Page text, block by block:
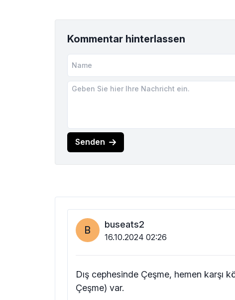
Kommentar hinterlassen
Senden
B buseats2
16.10.2024 02:26
Dış cephesinde Çeşme, hemen karşı
Çeşme) var.